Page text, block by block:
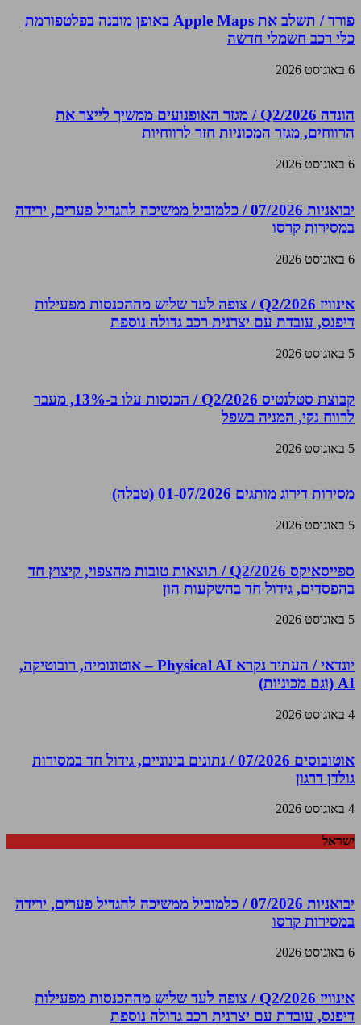
פורד / תשלב את Apple Maps באופן מובנה בפלטפורמת
כלי רכב חשמלי חדשה
6 באוגוסט 2026
הונדה Q2/2026 / מגזר האופנועים ממשיך לייצר את
הרווחים, מגזר המכוניות חזר לרווחיות
6 באוגוסט 2026
יבואניות 07/2026 / כלמוביל ממשיכה להגדיל פערים, ירידה
במסירות קרסו
6 באוגוסט 2026
אינוויז Q2/2026 / צופה לעד שליש מההכנסות מפעילות
דיפנס, עובדת עם יצרנית רכב גדולה נוספת
5 באוגוסט 2026
קבוצת סטלנטיס Q2/2026 / הכנסות עלו ב-13%, מעבר
לרווח נקי, המניה בשפל
5 באוגוסט 2026
מסירות דירוג מותגים 01-07/2026 (טבלה)
5 באוגוסט 2026
ספייסאיקס Q2/2026 / תוצאות טובות מהצפוי, קיצוץ חד
בהפסדים, גידול חד בהשקעות הון
5 באוגוסט 2026
יונדאי / העתיד נקרא Physical AI – אוטונומיה, רובוטיקה,
AI (וגם מכוניות)
4 באוגוסט 2026
אוטובוסים 07/2026 / נתונים בינוניים, גידול חד במסירות
גולדן דרגון
4 באוגוסט 2026
ישראל
יבואניות 07/2026 / כלמוביל ממשיכה להגדיל פערים, ירידה
במסירות קרסו
6 באוגוסט 2026
אינוויז Q2/2026 / צופה לעד שליש מההכנסות מפעילות
דיפנס, עובדת עם יצרנית רכב גדולה נוספת